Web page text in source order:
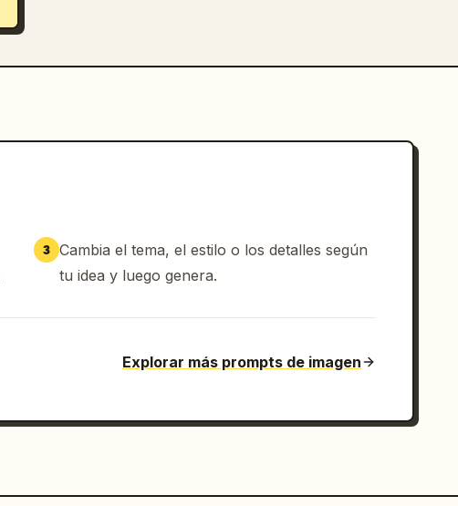
3 Cambia el tema, el estilo o los detalles según
tu idea y luego genera.
Explorar más prompts de imagen